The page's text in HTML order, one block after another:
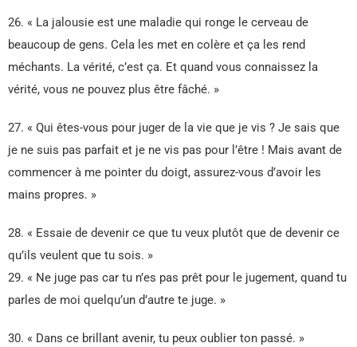
26. « La jalousie est une maladie qui ronge le cerveau de
beaucoup de gens. Cela les met en colère et ça les rend
méchants. La vérité, c’est ça. Et quand vous connaissez la
vérité, vous ne pouvez plus être fâché. »
27. « Qui êtes-vous pour juger de la vie que je vis ? Je sais que
je ne suis pas parfait et je ne vis pas pour l’être ! Mais avant de
commencer à me pointer du doigt, assurez-vous d’avoir les
mains propres. »
28. « Essaie de devenir ce que tu veux plutôt que de devenir ce
qu’ils veulent que tu sois. »
29. « Ne juge pas car tu n’es pas prêt pour le jugement, quand tu
parles de moi quelqu’un d’autre te juge. »
30. « Dans ce brillant avenir, tu peux oublier ton passé. »